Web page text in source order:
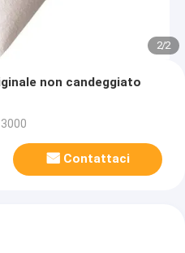
2/2
non candeggiato
Contattaci